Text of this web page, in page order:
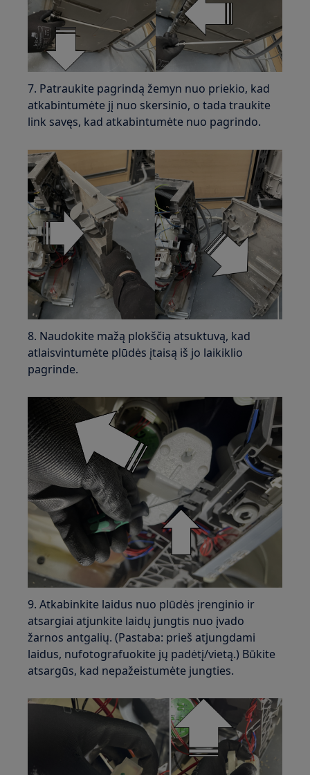
7. Patraukite pagrindą žemyn nuo priekio, kad
atkabintumėte jį nuo skersinio, o tada traukite
link savęs, kad atkabintumėte nuo pagrindo.
8. Naudokite mažą plokščią atsuktuvą, kad
atlaisvintumėte plūdės įtaisą iš jo laikiklio
pagrinde.
9. Atkabinkite laidus nuo plūdės įrenginio ir
atsargiai atjunkite laidų jungtis nuo įvado
žarnos antgalių. (Pastaba: prieš atjungdami
laidus, nufotografuokite jų padėtį/vietą.) Būkite
atsargūs, kad nepažeistumėte jungties.